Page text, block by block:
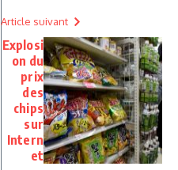
Article suivant
Explosi
on du
prix
des
chips
sur
Intern
et